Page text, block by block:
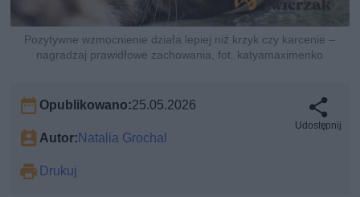
Pozytywne wzmocnienie działa lepiej niż krzyk czy karcenie –
nagradzaj prawidłowe zachowania, fot. katyamaximenko
Opublikowano:25.05.2026
Autor:Natalia Grochal
Drukuj
Udostępnij